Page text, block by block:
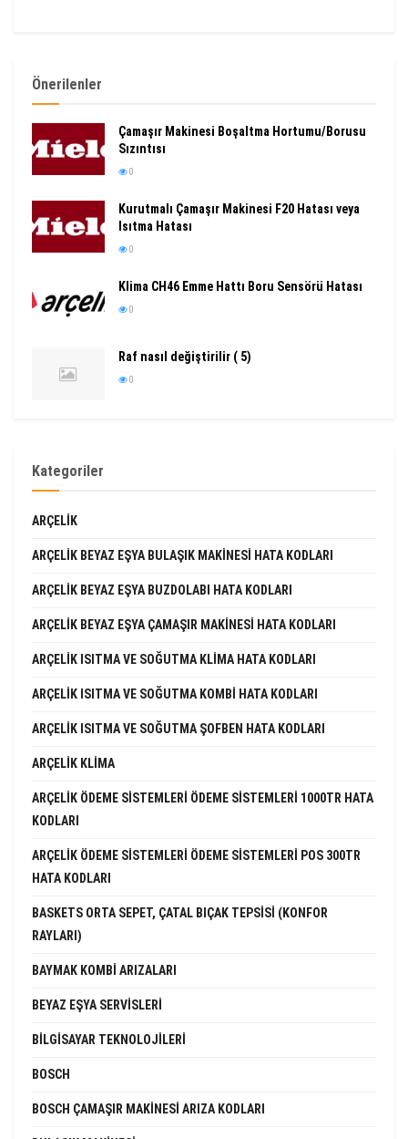
Önerilenler
Çamaşır Makinesi Boşaltma Hortumu/Borusu
Sızıntısı
0
Kurutmalı Çamaşır Makinesi F20 Hatası veya
Isıtma Hatası
0
Klima CH46 Emme Hattı Boru Sensörü Hatası
0
Raf nasıl değiştirilir ( 5)
0
Kategoriler
ARÇELIK
ARÇELIK BEYAZ EŞYA BULAŞIK MAKINESI HATA KODLARI
ARÇELIK BEYAZ EŞYA BUZDOLABI HATA KODLARI
ARÇELIK BEYAZ EŞYA ÇAMAŞIR MAKINESI HATA KODLARI
ARÇELIK ISITMA VE SOĞUTMA KLIMA HATA KODLARI
ARÇELIK ISITMA VE SOĞUTMA KOMBI HATA KODLARI
ARÇELIK ISITMA VE SOĞUTMA ŞOFBEN HATA KODLARI
ARÇELIK KLIMA
ARÇELIK ÖDEME SISTEMLERI ÖDEME SISTEMLERI 1000TR HATA
KODLARI
ARÇELIK ÖDEME SISTEMLERI ÖDEME SISTEMLERI POS 300TR
HATA KODLARI
BASKETS ORTA SEPET, ÇATAL BIÇAK TEPSISI (KONFOR
RAYLARI)
BAYMAK KOMBI ARIZALARI
BEYAZ EŞYA SERVISLERI
BILGISAYAR TEKNOLOJILERI
BOSCH
BOSCH ÇAMAŞIR MAKINESI ARIZA KODLARI